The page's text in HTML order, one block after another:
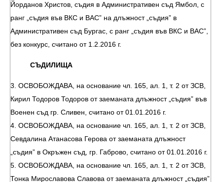
Йорданов Христов, съдия в Административен съд Ямбол, с
ранг „съдия във ВКС и ВАС” на длъжност „съдия” в
Административен съд Бургас, с ранг „съдия във ВКС и ВАС”,
без конкурс, считано от 1.2.2016 г.
СЪДИЛИЩА
3. ОСВОБОЖДАВА, на основание чл. 165, ал. 1, т. 2 от ЗСВ,
Кирил Тодоров Тодоров от заеманата длъжност „съдия” във
Военен съд гр. Сливен, считано от 01.01.2016 г.
4. ОСВОБОЖДАВА, на основание чл. 165, ал. 1, т. 2 от ЗСВ,
Севдалина Атанасова Герова от заеманата длъжност
„съдия” в Окръжен съд, гр. Габрово, считано от 01.01.2016 г.
5. ОСВОБОЖДАВА, на основание чл. 165, ал. 1, т. 2 от ЗСВ,
Тонка Мирославова Славова от заеманата длъжност „съдия”